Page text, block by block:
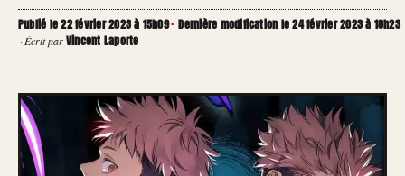
Publié le 22 février 2023 à 15h09· Dernière modification le 24 février 2023 à 18h23
·Écrit parVincent Laporte